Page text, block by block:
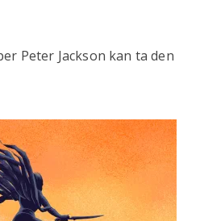
Peter Jackson kan ta den